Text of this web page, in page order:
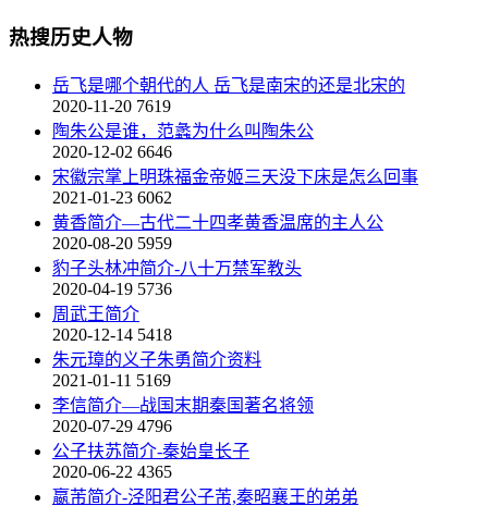
热搜历史人物
岳飞是哪个朝代的人 岳飞是南宋的还是北宋的
2020-11-20 7619
陶朱公是谁，范蠡为什么叫陶朱公
2020-12-02 6646
宋徽宗掌上明珠福金帝姬三天没下床是怎么回事
2021-01-23 6062
黄香简介—古代二十四孝黄香温席的主人公
2020-08-20 5959
豹子头林冲简介-八十万禁军教头
2020-04-19 5736
周武王简介
2020-12-14 5418
朱元璋的义子朱勇简介资料
2021-01-11 5169
李信简介—战国末期秦国著名将领
2020-07-29 4796
公子扶苏简介-秦始皇长子
2020-06-22 4365
嬴芾简介-泾阳君公子芾,秦昭襄王的弟弟